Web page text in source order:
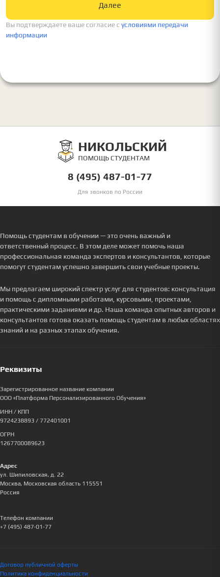
Вы подтверждаете ваше согласие c условиями передачи
информации
Далее
НИКОЛЬСКИЙ
ПОМОЩЬ СТУДЕНТАМ
8 (495) 487-01-77
Для звонков по России
Помощь студентам в обучении — это очень важный и
ответственный процесс. В этом деле может помочь наша
профессиональная команда экспертов и консультантов, которые
помогут студентам успешно завершить свои учебные проекты.
Мы предлагаем широкий спектр услуг для студентов: консультация
и помощь с дипломными работами, курсовыми, проектами,
практическими заданиями и др. Наша команда опытных авторов и
консультантов готова оказать помощь студентам в любых областях
знаний и на разных этапах обучения.
Реквизиты
Зарегистрированное название компании
ООО «Платформа Персонализированного Обучения»
ИНН / КПП
9724238893 / 772401001
ОГРН
1267700089623
Адрес
ул. Шипиловская, д. 22
Москва, Московская область 115551
Россия
Телефон компании
+7 (495) 487-01-77
Договор публичной оферты
Политика конфиденциальности